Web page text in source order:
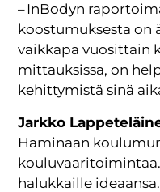
– InBodyn
koostumuksesta on
vaikkapa vuosittain
mittauksissa, on
kehittymistä sinä
Jarkko
Haminaan
halukkaille